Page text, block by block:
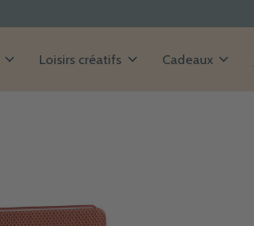
Loisirs créatifs Cadeaux